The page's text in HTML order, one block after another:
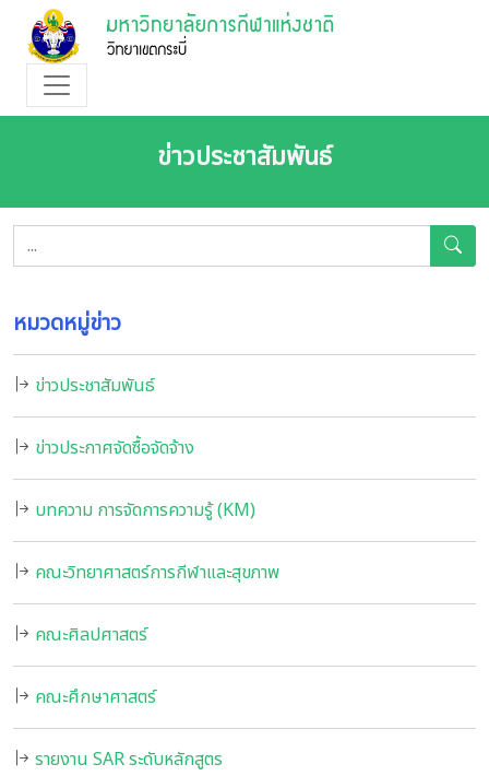
ข่าวประชาสัมพันธ์
หมวดหมู่ข่าว
ข่าวประชาสัมพันธ์
ข่าวประกาศจัดซื้อจัดจ้าง
บทความ การจัดการความรู้ (KM)
คณะวิทยาศาสตร์การกีฬาและสุขภาพ
คณะศิลปศาสตร์
คณะศึกษาศาสตร์
รายงาน SAR ระดับหลักสูตร